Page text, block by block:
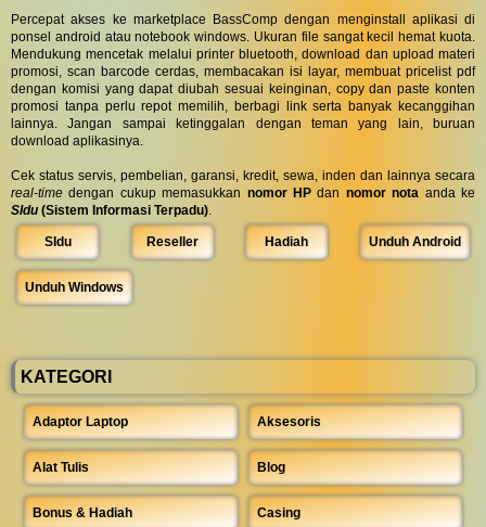
Percepat akses ke marketplace BassComp dengan menginstall aplikasi di
ponsel android atau notebook windows. Ukuran file sangat kecil hemat kuota.
Mendukung mencetak melalui printer bluetooth, download dan upload materi
promosi, scan barcode cerdas, membacakan isi layar, membuat pricelist pdf
dengan komisi yang dapat diubah sesuai keinginan, copy dan paste konten
promosi tanpa perlu repot memilih, berbagi link serta banyak kecanggihan
lainnya. Jangan sampai ketinggalan dengan teman yang lain, buruan
download aplikasinya.
Cek status servis, pembelian, garansi, kredit, sewa, inden dan lainnya secara
real-time dengan cukup memasukkan nomor HP dan nomor nota anda ke
SIdu (Sistem Informasi Terpadu).
SIdu Reseller Hadiah Unduh Android
Unduh Windows
KATEGORI
Adaptor Laptop Aksesoris
Alat Tulis Blog
Bonus & Hadiah Casing